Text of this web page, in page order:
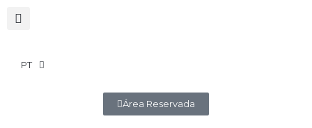
PT
Área Reservada